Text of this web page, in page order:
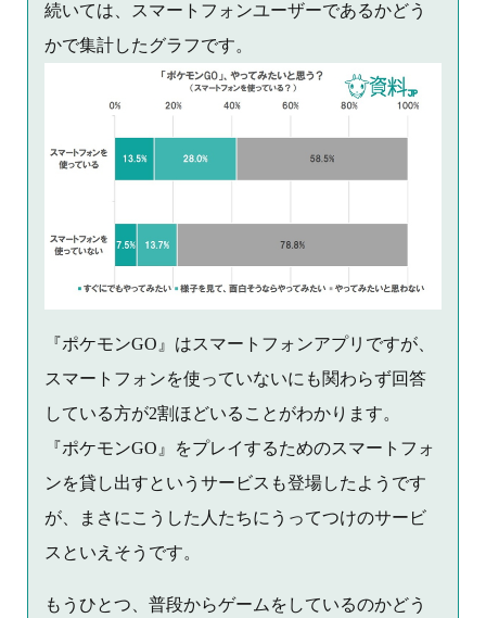
続いては、スマートフォンユーザーであるかどう
かで集計したグラフです。
『ポケモンGO』はスマートフォンアプリですが、
スマートフォンを使っていないにも関わらず回答
している方が2割ほどいることがわかります。
『ポケモンGO』をプレイするためのスマートフォ
ンを貸し出すというサービスも登場したようです
が、まさにこうした人たちにうってつけのサービ
スといえそうです。
もうひとつ、普段からゲームをしているのかどう